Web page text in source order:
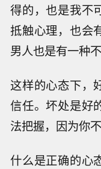
得的，也是我不
抵触心理，也会
男人也是有一种不
这样的心态下，
信任。坏处是好
法把握，因为你
什么是正确的心